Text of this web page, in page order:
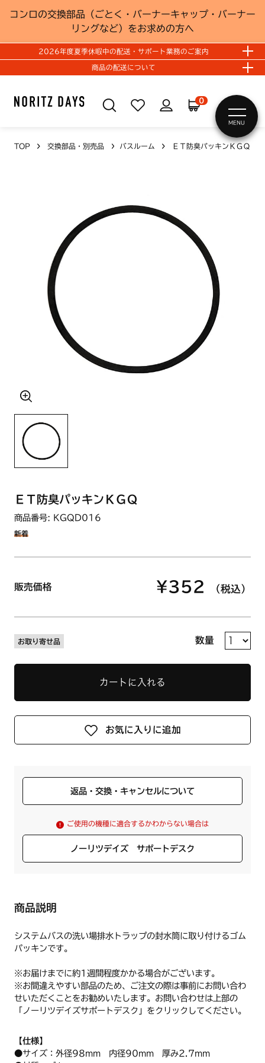
コンロの交換部品（ごとく・バーナーキャップ・バーナー
リングなど）をお求めの方へ
2026年度夏季休暇中の配送・サポート業務のご案内
商品の配送について
0
MENU
TOP 交換部品・別売品 バスルーム ＥＴ防臭パッキンＫＧＱ
ＥＴ防臭パッキンＫＧＱ
商品番号: KGQD016
新着
販売価格 ¥352 （税込）
お取り寄せ品 数量
カートに入れる
お気に入りに追加
返品・交換・キャンセルについて
ご使用の機種に適合するかわからない場合は
ノーリツデイズ サポートデスク
商品説明
システムバスの洗い場排水トラップの封水筒に取り付けるゴム
パッキンです。
※お届けまでに約1週間程度かかる場合がございます。
※お間違えやすい部品のため、ご注文の際は事前にお問い合わ
せいただくことをお勧めいたします。お問い合わせは上部の
「ノーリツデイズサポートデスク」をクリックしてください。
【仕様】
●サイズ： 外径98mm 内径90mm 厚み2.7mm